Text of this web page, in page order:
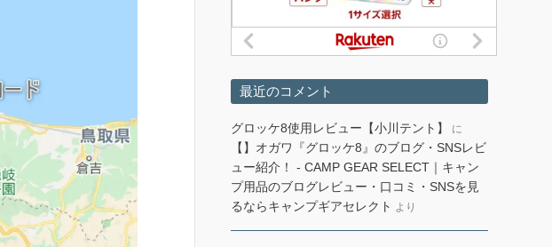
最近のコメント
グロッケ8使用レビュー【小川テント】 に
【】オガワ『グロッケ8』のブログ・SNSレビ
ュー紹介！ - CAMP GEAR SELECT｜キャン
プ用品のブログレビュー・口コミ・SNSを見
るならキャンプギアセレクト より